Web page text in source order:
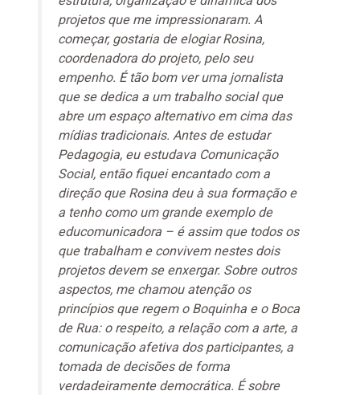
projetos que me impressionaram. A
começar, gostaria de elogiar Rosina,
coordenadora do projeto, pelo seu
empenho. É tão bom ver uma jornalista
que se dedica a um trabalho social que
abre um espaço alternativo em cima das
mídias tradicionais. Antes de estudar
Pedagogia, eu estudava Comunicação
Social, então fiquei encantado com a
direção que Rosina deu à sua formação e
a tenho como um grande exemplo de
educomunicadora – é assim que todos os
que trabalham e convivem nestes dois
projetos devem se enxergar. Sobre outros
aspectos, me chamou atenção os
princípios que regem o Boquinha e o Boca
de Rua: o respeito, a relação com a arte, a
comunicação afetiva dos participantes, a
tomada de decisões de forma
verdadeiramente democrática. É sobre